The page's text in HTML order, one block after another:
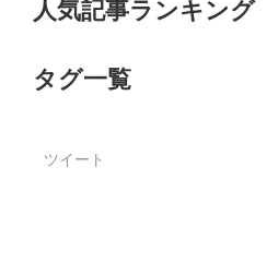
人気記事ランキング
タグ一覧
ツイート